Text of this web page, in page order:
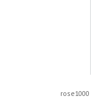
rose1000